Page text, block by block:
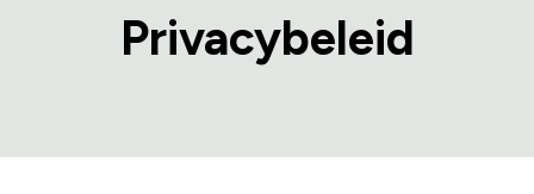
Privacybeleid